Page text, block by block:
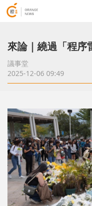
來論｜繞過「程序
議事堂
2025-12-06 09:49